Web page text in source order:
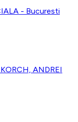
- Bucuresti
ANDREI